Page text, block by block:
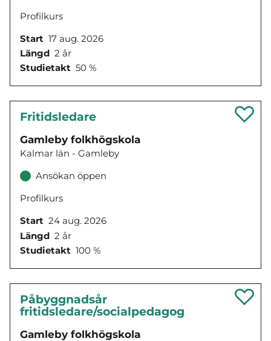
Profilkurs
Start 17 aug. 2026
Längd 2 år
Studietakt 50 %
Fritidsledare
Gamleby folkhögskola
Kalmar län - Gamleby
Ansökan öppen
Profilkurs
Start 24 aug. 2026
Längd 2 år
Studietakt 100 %
Påbyggnadsår
fritidsledare/socialpedagog
Gamleby folkhögskola